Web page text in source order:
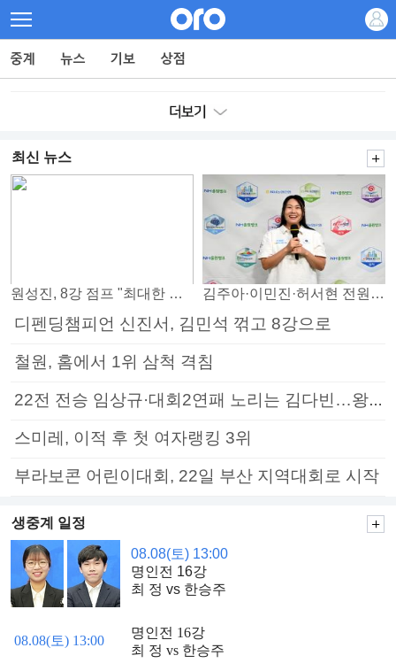
최신 뉴스
원성진, 8강 점프 "최대한 승자조에서 버티겠다" 김주아·이민진·허서현 전원 승리… 평택, 부안 꺾고 5연승
디펜딩챔피언 신진서, 김민석 꺾고 8강으로
철원, 홈에서 1위 삼척 격침
22전 전승 임상규·대회2연패 노리는 김다빈…왕중왕전 16강 7일부터
스미레, 이적 후 첫 여자랭킹 3위
부라보콘 어린이대회, 22일 부산 지역대회로 시작
생중계 일정
08.08(토) 13:00
명인전 16강
최 정 vs 한승주
08.08(토) 13:00
명인전 16강
최 정 vs 한승주